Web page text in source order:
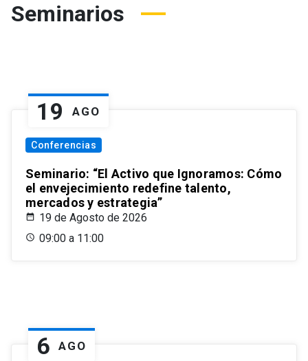
Seminarios
19 AGO
Conferencias
Seminario: “El Activo que Ignoramos: Cómo
el envejecimiento redefine talento,
mercados y estrategia”
19 de Agosto de 2026
09:00 a 11:00
6 AGO